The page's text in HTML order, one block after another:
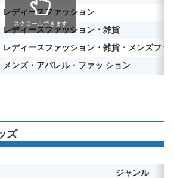
レディースファッション
レディースファッション・雑貨
レディースファッション・雑貨・メンズファ
メンズ・アパレル・ファッ ション
スクロールできます
ズ
ジャンル